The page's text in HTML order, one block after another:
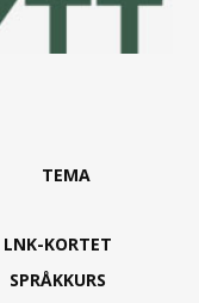
TEMA
LNK-KORTET
SPRÅKKURS